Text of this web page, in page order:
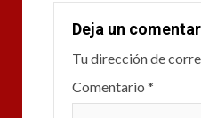
Deja un
Tu dirección de
Comentario *